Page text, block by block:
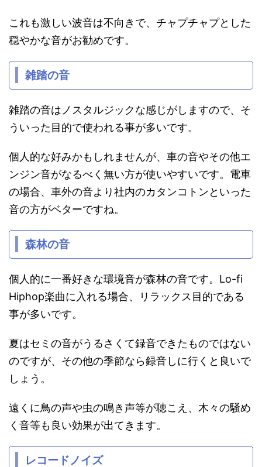
これも激しい波音は不向きで、チャプチャプとした
穏やかな音がお勧めです。
雑踏の音
雑踏の音はノスタルジックな感じがしますので、そ
ういった目的で使われる事が多いです。
個人的な好みかもしれませんが、車の音やその他エ
ンジン音がなるべく無い方が使いやすいです。電車
の場合、車外の音より社内のカタンコトンといった
音の方がベターですね。
森林の音
個人的に一番好きな環境音が森林の音です。Lo-fi
Hiphop楽曲に入れる場合、リラックス目的である
事が多いです。
夏はセミの音がうるさくて録音できたものではない
のですが、その他の季節なら録音しに行くと良いで
しょう。
遠くに鳥の声や虫の鳴き声等が聴こえ、木々の騒め
く音等も良い効果が出てきます。
レコードノイズ